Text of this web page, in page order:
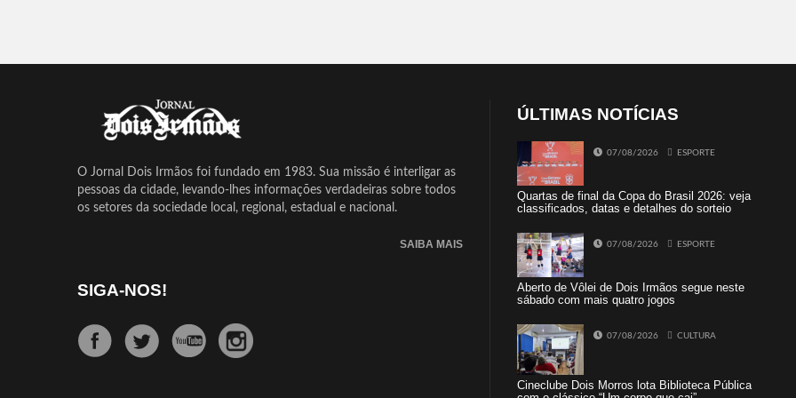
O Jornal Dois Irmãos foi fundado em 1983. Sua missão é interligar as
pessoas da cidade, levando-lhes informações verdadeiras sobre todos
os setores da sociedade local, regional, estadual e nacional.
SAIBA MAIS
SIGA-NOS!
ÚLTIMAS NOTÍCIAS
07/08/2026 ESPORTE
Quartas de final da Copa do Brasil 2026: veja
classificados, datas e detalhes do sorteio
07/08/2026 ESPORTE
Aberto de Vôlei de Dois Irmãos segue neste
sábado com mais quatro jogos
07/08/2026 CULTURA
Cineclube Dois Morros lota Biblioteca Pública